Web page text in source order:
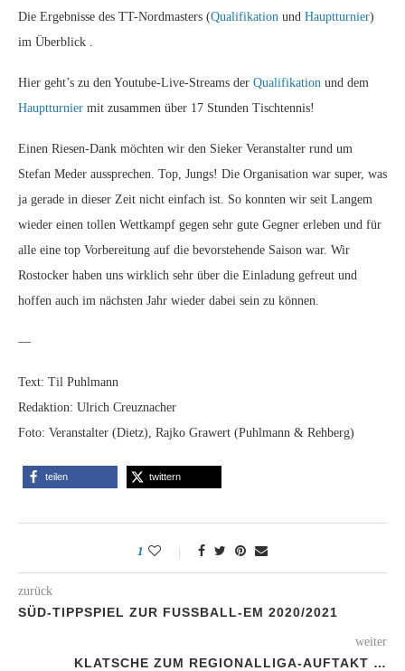
Die Ergebnisse des TT-Nordmasters (Qualifikation und Hauptturnier)
im Überblick .
Hier geht’s zu den Youtube-Live-Streams der Qualifikation und dem
Hauptturnier mit zusammen über 17 Stunden Tischtennis!
Einen Riesen-Dank möchten wir den Sieker Veranstalter rund um
Stefan Meder aussprechen. Top, Jungs! Die Organisation war super, was
ja gerade in dieser Zeit nicht einfach ist. So konnten wir seit Langem
wieder einen tollen Wettkampf gegen sehr gute Gegner erleben und für
alle eine top Vorbereitung auf die bevorstehende Saison war. Wir
Rostocker haben uns wirklich sehr über die Einladung gefreut und
hoffen auch im nächsten Jahr wieder dabei sein zu können.
—
Text: Til Puhlmann
Redaktion: Ulrich Creuznacher
Foto: Veranstalter (Dietz), Rajko Grawert (Puhlmann & Rehberg)
teilen twittern
1
zurück
SÜD-TIPPSPIEL ZUR FUSSBALL-EM 2020/2021
weiter
KLATSCHE ZUM REGIONALLIGA-AUFTAKT …